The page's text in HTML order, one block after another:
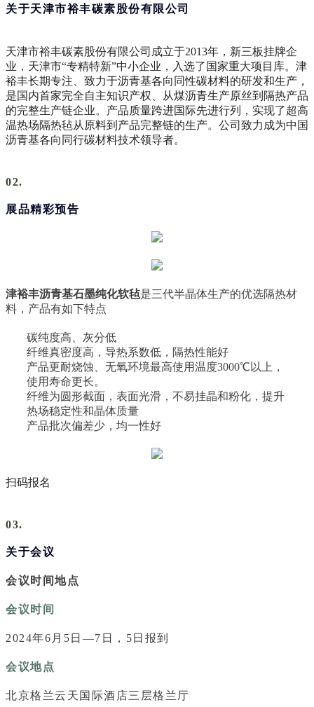
关于天津市裕丰碳素股份有限公司
天津市裕丰碳素股份有限公司成立于2013年，新三板挂牌企
业，天津市“专精特新”中小企业，入选了国家重大项目库。津
裕丰长期专注、致力于沥青基各向同性碳材料的研发和生产，
是国内首家完全自主知识产权、从煤沥青生产原丝到隔热产品
的完整生产链企业。产品质量跨进国际先进行列，实现了超高
温热场隔热毡从原料到产品完整链的生产。公司致力成为中国
沥青基各向同行碳材料技术领导者。
02.
展品精彩预告
津裕丰沥青基石墨纯化软毡是三代半晶体生产的优选隔热材
料，产品有如下特点
碳纯度高、灰分低
纤维真密度高，导热系数低，隔热性能好
产品更耐烧蚀、无氧环境最高使用温度3000℃以上，
使用寿命更长。
纤维为圆形截面，表面光滑，不易挂晶和粉化，提升
热场稳定性和晶体质量
产品批次偏差少，均一性好
扫码报名
03.
关于会议
会议时间地点
会议时间
2024年6月5日—7日，5日报到
会议地点
北京格兰云天国际酒店三层格兰厅